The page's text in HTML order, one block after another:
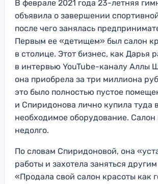
В феврале 2021 года 23-летняя
объявила о завершении
после чего занялась
Первым ее «детищем» был салон
в столице. Этот бизнес, как Дарья
в интервью YouTube-каналу Аллы
она приобрела за три миллиона
это было полностью пустое
и Спиридонова лично купила туда
необходимое оборудование. Салон
недолго.
По словам Спиридоновой, она
работы и захотела заняться
«Продала свой салон красоты как